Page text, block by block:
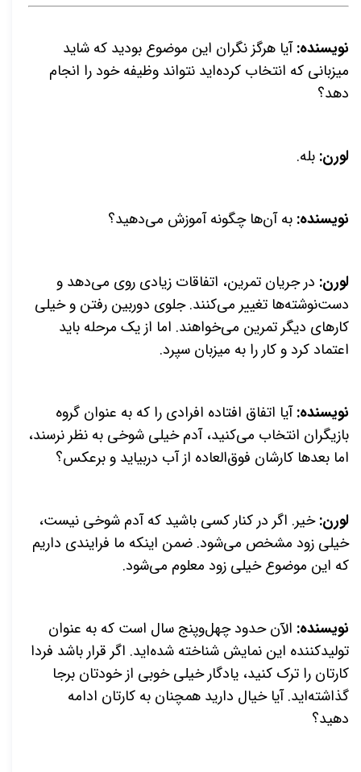
نویسنده:آیا هرگز نگران این موضوع بودید که شاید
میزبانی که انتخاب کرده‌اید نتواند وظیفه خود را انجام
دهد؟
لورن: بله.
نویسنده: به آن‌ها چگونه آموزش می‌دهید؟
لورن: در جریان تمرین، اتفاقات زیادی روی می‌دهد و
دست‌نوشته‌ها تغییر می‌کنند. جلوی دوربین رفتن و خیلی
کارهای دیگر تمرین می‌خواهند. اما از یک مرحله باید
اعتماد کرد و کار را به میزبان سپرد.
نویسنده:آیا اتفاق افتاده افرادی را که به عنوان گروه
بازیگران انتخاب می‌کنید، آدم خیلی شوخی به نظر نرسند،
اما بعدها کارشان فوق‌العاده از آب دربیاید و برعکس؟
لورن:خیر. اگر در کنار کسی باشید که آدم شوخی نیست،
خیلی زود مشخص می‌شود. ضمن اینکه ما فرایندی داریم
که این موضوع خیلی زود معلوم می‌شود.
نویسنده: الآن حدود چهل‌وپنج سال است که به عنوان
تولیدکننده این نمایش شناخته شده‌اید. اگر قرار باشد فردا
کارتان را ترک کنید، یادگار خیلی خوبی از خودتان برجا
گذاشته‌اید. آیا خیال دارید همچنان به کارتان ادامه
دهید؟